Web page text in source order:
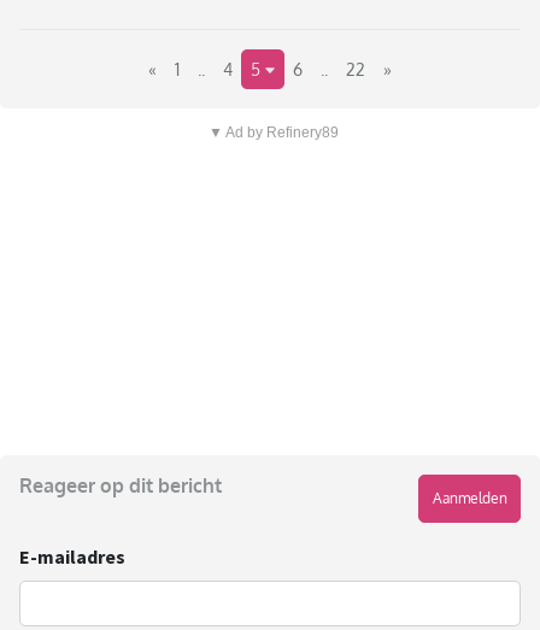
« 1 4 5 6 22 »
▼ Ad by Refinery89
Reageer op dit bericht
Aanmelden
E-mailadres